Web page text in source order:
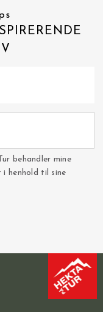
behandler mine
i henhold til sine